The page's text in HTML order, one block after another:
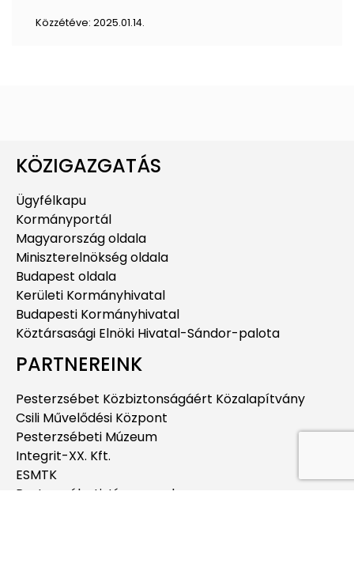
Közzétéve: 2025.01.14.
KÖZIGAZGATÁS
Ügyfélkapu
Kormányportál
Magyarország oldala
Miniszterelnökség oldala
Budapest oldala
Kerületi Kormányhivatal
Budapesti Kormányhivatal
Köztársasági Elnöki Hivatal-Sándor-palota
PARTNEREINK
Pesterzsébet Közbiztonságáért Közalapítvány
Csili Művelődési Központ
Pesterzsébeti Múzeum
Integrit-XX. Kft.
ESMTK
Pesterzsébeti Jégcsarnok